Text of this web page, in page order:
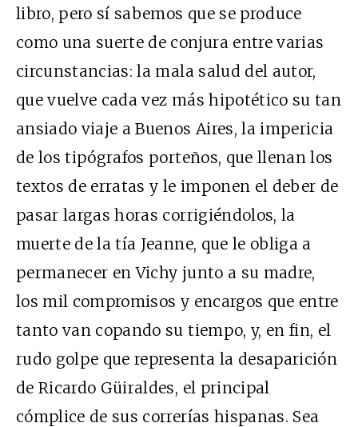
libro, pero sí sabemos que se produce
como una suerte de conjura entre varias
circunstancias: la mala salud del autor,
que vuelve cada vez más hipotético su tan
ansiado viaje a Buenos Aires, la impericia
de los tipógrafos porteños, que llenan los
textos de erratas y le imponen el deber de
pasar largas horas corrigiéndolos, la
muerte de la tía Jeanne, que le obliga a
permanecer en Vichy junto a su madre,
los mil compromisos y encargos que entre
tanto van copando su tiempo, y, en fin, el
rudo golpe que representa la desaparición
de Ricardo Güiraldes, el principal
cómplice de sus correrías hispanas. Sea